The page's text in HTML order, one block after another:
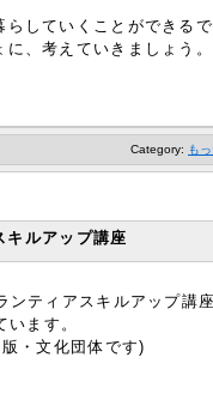
していくことができる
に、考えていきましょう。
Category: も
ルアップ講座
ンティアスキルアップ講
ます。
・文化団体です)